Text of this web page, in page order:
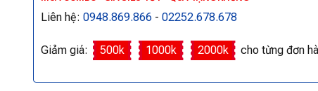
Liên hệ: 0948.869.866 - 02252.678.678
Giảm giá: 500k 1000k 2000k cho từng đơn